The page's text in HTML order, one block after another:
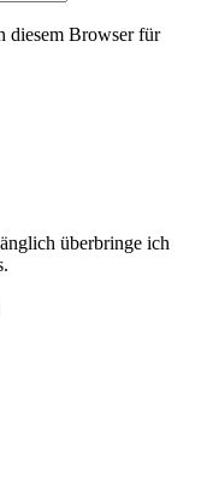
diesem Browser für
überbringe ich